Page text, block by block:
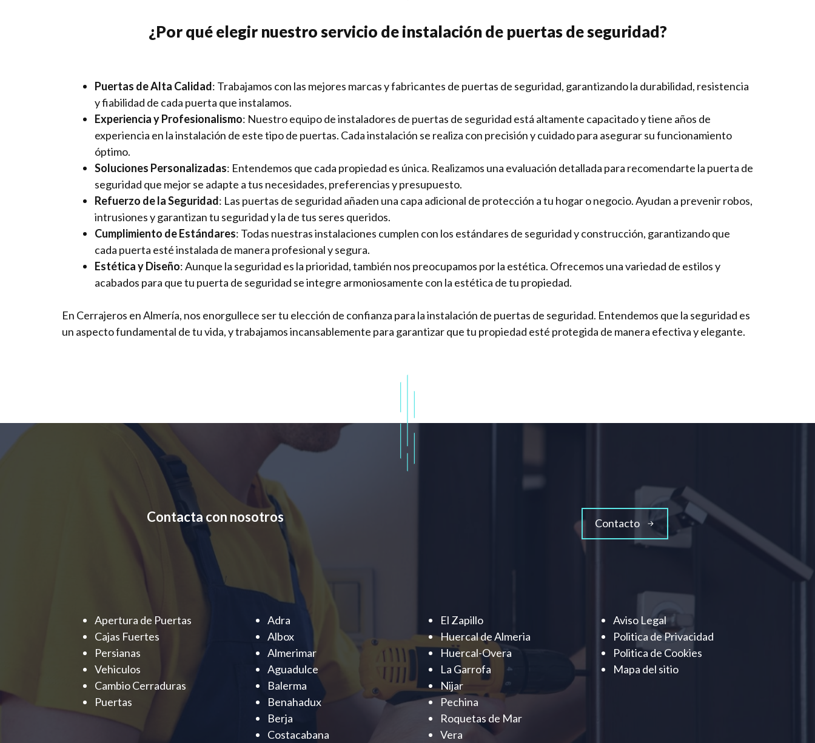
¿Por qué elegir nuestro servicio de instalación de puertas de seguridad?
Puertas de Alta Calidad: Trabajamos con las mejores marcas y fabricantes de puertas de seguridad, garantizando la durabilidad, resistencia
y fiabilidad de cada puerta que instalamos.
Experiencia y Profesionalismo: Nuestro equipo de instaladores de puertas de seguridad está altamente capacitado y tiene años de
experiencia en la instalación de este tipo de puertas. Cada instalación se realiza con precisión y cuidado para asegurar su funcionamiento
óptimo.
Soluciones Personalizadas: Entendemos que cada propiedad es única. Realizamos una evaluación detallada para recomendarte la puerta de
seguridad que mejor se adapte a tus necesidades, preferencias y presupuesto.
Refuerzo de la Seguridad: Las puertas de seguridad añaden una capa adicional de protección a tu hogar o negocio. Ayudan a prevenir robos,
intrusiones y garantizan tu seguridad y la de tus seres queridos.
Cumplimiento de Estándares: Todas nuestras instalaciones cumplen con los estándares de seguridad y construcción, garantizando que
cada puerta esté instalada de manera profesional y segura.
Estética y Diseño: Aunque la seguridad es la prioridad, también nos preocupamos por la estética. Ofrecemos una variedad de estilos y
acabados para que tu puerta de seguridad se integre armoniosamente con la estética de tu propiedad.
En Cerrajeros en Almería, nos enorgullece ser tu elección de confianza para la instalación de puertas de seguridad. Entendemos que la seguridad es
un aspecto fundamental de tu vida, y trabajamos incansablemente para garantizar que tu propiedad esté protegida de manera efectiva y elegante.
Contacta con nosotros Contacto
Apertura de Puertas
Cajas Fuertes
Persianas
Vehiculos
Cambio Cerraduras
Puertas
Adra
Albox
Almerimar
Aguadulce
Balerma
Benahadux
Berja
Costacabana
El Zapillo
Huercal de Almeria
Huercal-Overa
La Garrofa
Nijar
Pechina
Roquetas de Mar
Vera
Aviso Legal
Politica de Privacidad
Politica de Cookies
Mapa del sitio